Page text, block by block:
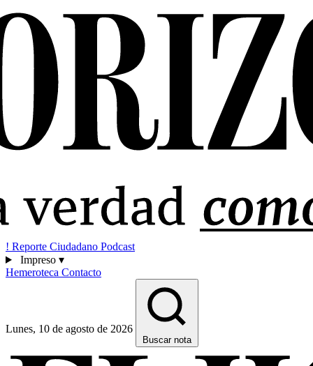
! Reporte Ciudadano Podcast
Impreso ▾
Hemeroteca Contacto
Lunes, 10 de agosto de 2026
Buscar nota